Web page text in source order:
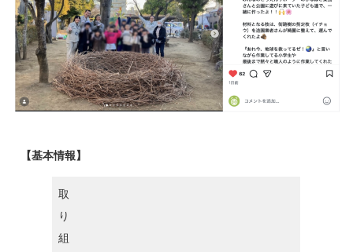
【基本情報】
取
り
組